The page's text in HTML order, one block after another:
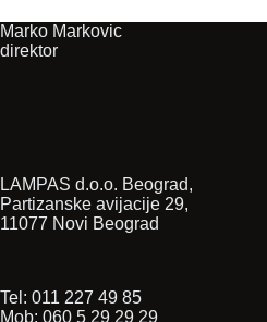
Marko Markovic
direktor
LAMPAS d.o.o. Beograd,
Partizanske avijacije 29,
11077 Novi Beograd
Tel: 011 227 49 85
Mob: 060 5 29 29 29